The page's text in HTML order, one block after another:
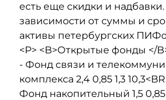
есть еще скидки и
зависимости от суммы и
активы петербургских
<P> <B>Открытые фонды </
- Фонд связи и
комплекса 2,4 0,85 1,3
Фонд накопительный 1,5